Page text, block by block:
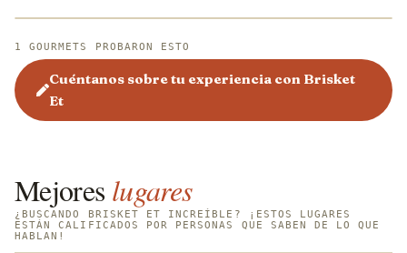
1 GOURMETS PROBARON ESTO
Cuéntanos sobre tu experiencia con Brisket
Et
Mejores lugares
¿BUSCANDO BRISKET ET INCREÍBLE? ¡ESTOS LUGARES
ESTÁN CALIFICADOS POR PERSONAS QUE SABEN DE LO QUE
HABLAN!